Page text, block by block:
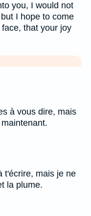
you, I would not
I hope to come
that your joy
à vous dire, mais
t'écrire, mais je ne
la plume.